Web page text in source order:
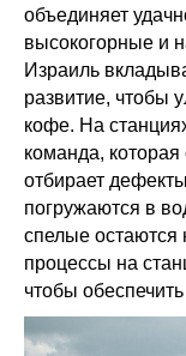
объединяет
высокогорные и
Израиль
развитие, чтобы
кофе. На
команда, которая
отбирает
погружаются в
спелые остаются
процессы на
чтобы